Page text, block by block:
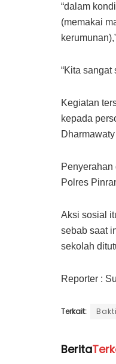
“dalam
(memakai
“Kita
Kegiatan
kepada
Polres
Aksi sosial
sebab saat
sekolah
Reporter :
Terkait:
Berita